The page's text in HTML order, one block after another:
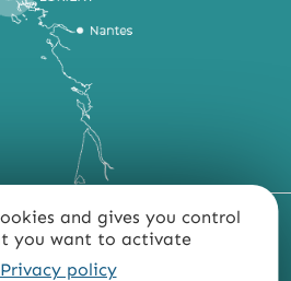
and gives you control
you want to activate
Privacy policy
PLAN DU SITE